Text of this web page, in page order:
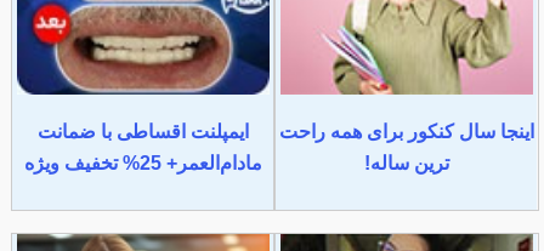
اینجا سال کنکور برای همه راحت
ترین ساله!
ایمپلنت اقساطی با ضمانت
مادام‌العمر+ 25% تخفیف ویژه